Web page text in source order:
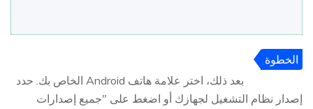
الخطوة
بعد ذلك، اختر علامة هاتف Android الخاص بك. حدد
إصدار نظام التشغيل لجهازك أو اضغط على "جميع إصدارات